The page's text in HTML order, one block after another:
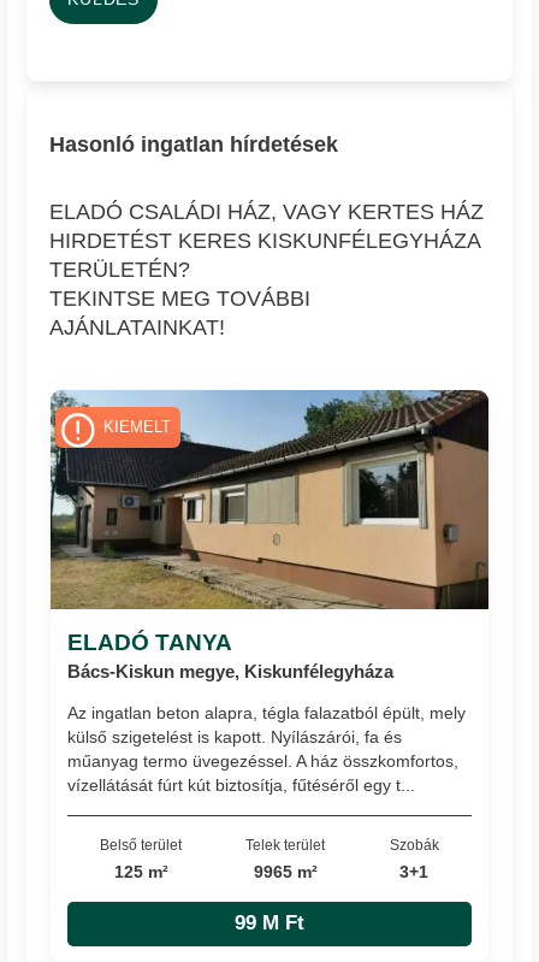
Hasonló ingatlan hírdetések
ELADÓ CSALÁDI HÁZ, VAGY KERTES HÁZ
HIRDETÉST KERES KISKUNFÉLEGYHÁZA
TERÜLETÉN?
TEKINTSE MEG TOVÁBBI
AJÁNLATAINKAT!
ELADÓ TANYA
Bács-Kiskun megye, Kiskunfélegyháza
Az ingatlan beton alapra, tégla falazatból épült, mely
külső szigetelést is kapott. Nyílászárói, fa és
műanyag termo üvegezéssel. A ház összkomfortos,
vízellátását fúrt kút biztosítja, fűtéséről egy t...
Belső terület
125 m²
Telek terület
9965 m²
Szobák
3+1
99 M Ft
KIEMELT